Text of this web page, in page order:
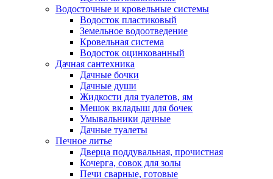
Водосточные и кровельные системы
Водосток пластиковый
Земельное водоотведение
Кровельная система
Водосток оцинкованный
Дачная сантехника
Дачные бочки
Дачные души
Жидкости для туалетов, ям
Мешок вкладыш для бочек
Умывальники дачные
Дачные туалеты
Печное литье
Дверца поддувальная, прочистная
Кочерга, совок для золы
Печи сварные, готовые